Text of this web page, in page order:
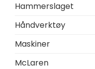
Hammerslaget
Håndverktøy
Maskiner
McLaren